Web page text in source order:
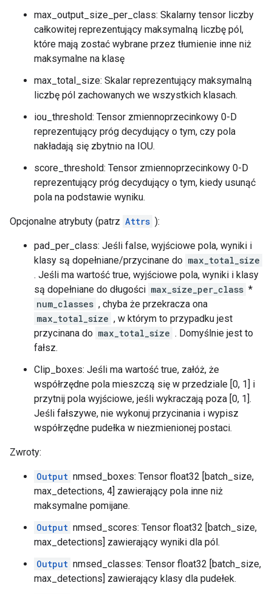
max_output_size_per_class: Skalarny tensor liczby
całkowitej reprezentujący maksymalną liczbę pól,
które mają zostać wybrane przez tłumienie inne niż
maksymalne na klasę
max_total_size: Skalar reprezentujący maksymalną
liczbę pól zachowanych we wszystkich klasach.
iou_threshold: Tensor zmiennoprzecinkowy 0-D
reprezentujący próg decydujący o tym, czy pola
nakładają się zbytnio na IOU.
score_threshold: Tensor zmiennoprzecinkowy 0-D
reprezentujący próg decydujący o tym, kiedy usunąć
pola na podstawie wyniku.
Opcjonalne atrybuty (patrz Attrs ):
pad_per_class: Jeśli false, wyjściowe pola, wyniki i
klasy są dopełniane/przycinane do max_total_size
. Jeśli ma wartość true, wyjściowe pola, wyniki i klasy
są dopełniane do długości max_size_per_class *
num_classes , chyba że przekracza ona
max_total_size , w którym to przypadku jest
przycinana do max_total_size . Domyślnie jest to
fałsz.
Clip_boxes: Jeśli ma wartość true, załóż, że
współrzędne pola mieszczą się w przedziale [0, 1] i
przytnij pola wyjściowe, jeśli wykraczają poza [0, 1].
Jeśli fałszywe, nie wykonuj przycinania i wypisz
współrzędne pudełka w niezmienionej postaci.
Zwroty:
Output nmsed_boxes: Tensor float32 [batch_size,
max_detections, 4] zawierający pola inne niż
maksymalne pomijane.
Output nmsed_scores: Tensor float32 [batch_size,
max_detections] zawierający wyniki dla pól.
Output nmsed_classes: Tensor float32 [batch_size,
max_detections] zawierający klasy dla pudełek.